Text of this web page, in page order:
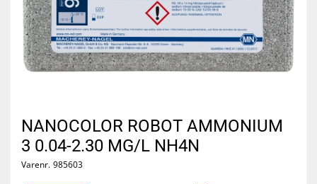
NANOCOLOR ROBOT AMMONIUM
3 0.04-2.30 MG/L NH4N
Varenr. 985603